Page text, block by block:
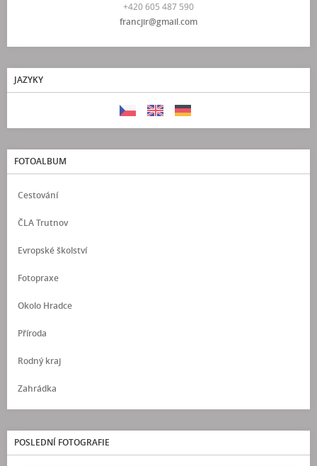
+420 605 487 590
francjir@gmail.com
JAZYKY
FOTOALBUM
Cestování
ČLA Trutnov
Evropské školství
Fotopraxe
Okolo Hradce
Příroda
Rodný kraj
Zahrádka
POSLEDNÍ FOTOGRAFIE